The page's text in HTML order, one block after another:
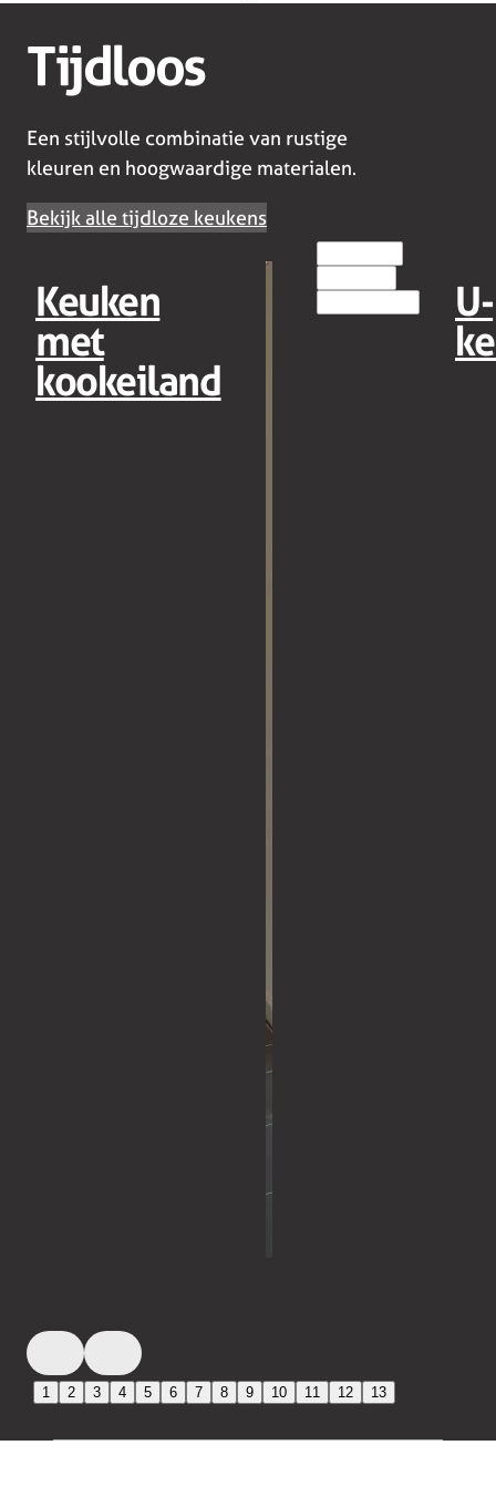
Tijdloos
Een stijlvolle combinatie van rustige
kleuren en hoogwaardige materialen.
Bekijk alle tijdloze keukens
Keuken
met
kookeiland
U-
1 2 3 4 5 6 7 8 9 10 11 12 13